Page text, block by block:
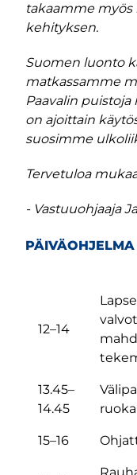
takaamme myös
kehityksen.
Suomen luonto
matkassamme
Paavalin puistoja
on ajoittain
suosimme
Tervetuloa
- Vastuuohjaaja
PÄIVÄOHJELMA
12–14
13.45–
14.45
15–16